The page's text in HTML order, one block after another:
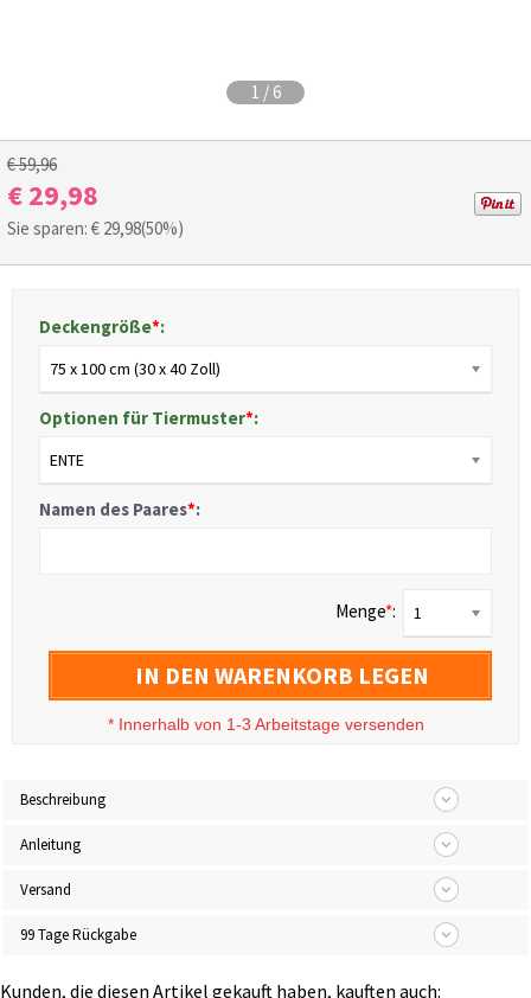
1 / 6
€ 59,96
€ 29,98
Sie sparen: € 29,98(50%)
Deckengröße*:
75 x 100 cm (30 x 40 Zoll)
Optionen für Tiermuster*:
ENTE
Namen des Paares*:
Menge*: 1
IN DEN WARENKORB LEGEN
* Innerhalb von 1-3 Arbeitstage versenden
Beschreibung
Anleitung
Versand
99 Tage Rückgabe
Kunden, die diesen Artikel gekauft haben, kauften auch: